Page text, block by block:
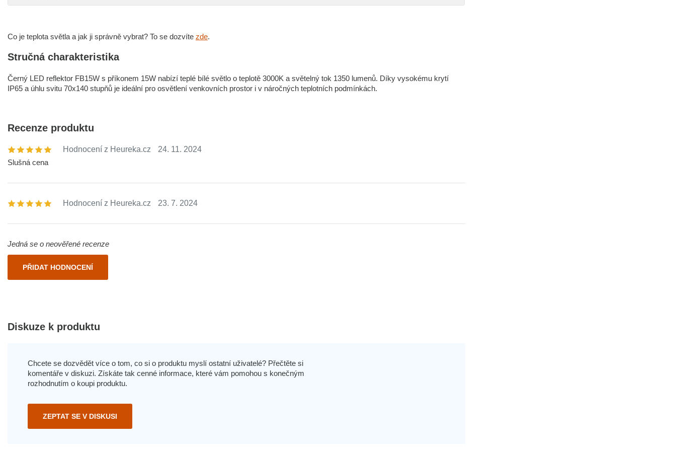
Co je teplota světla a jak ji správně vybrat? To se dozvíte zde.
Stručná charakteristika
Černý LED reflektor FB15W s příkonem 15W nabízí teplé bílé světlo o teplotě 3000K a světelný tok 1350 lumenů. Díky vysokému krytí
IP65 a úhlu svitu 70x140 stupňů je ideální pro osvětlení venkovních prostor i v náročných teplotních podmínkách.
Recenze produktu
Hodnocení z Heureka.cz
24. 11. 2024
Slušná cena
Hodnocení z Heureka.cz 23. 7. 2024
Jedná se o neověřené recenze
PŘIDAT HODNOCENÍ
Diskuze k produktu
Chcete se dozvědět více o tom, co si o produktu myslí ostatní uživatelé? Přečtěte si
komentáře v diskuzi. Získáte tak cenné informace, které vám pomohou s konečným
rozhodnutím o koupi produktu.
ZEPTAT SE V DISKUSI